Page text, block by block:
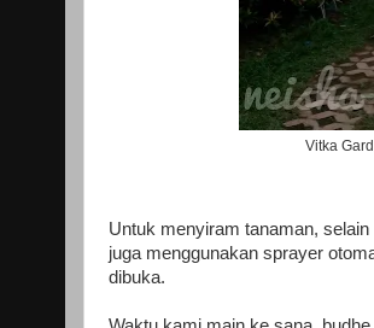
Vitka
Untuk menyiram tanaman,
juga menggunakan sprayer
dibuka.